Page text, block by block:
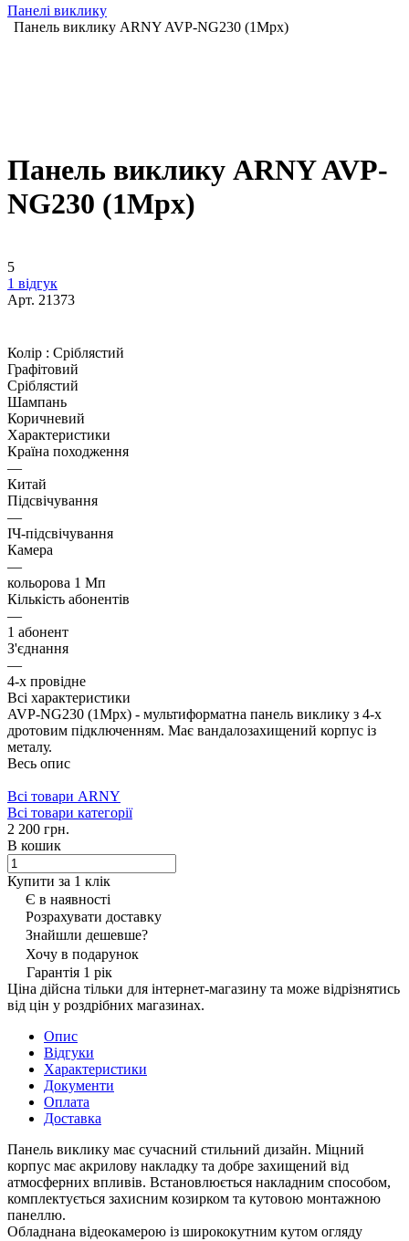
Панелі виклику
Панель виклику ARNY AVP-NG230 (1Mpx)
Панель виклику ARNY AVP-
NG230 (1Mpx)
5
1 відгук
Арт. 21373
Колір : Сріблястий
Графітовий
Сріблястий
Шампань
Коричневий
Характеристики
Країна походження
—
Китай
Підсвічування
—
ІЧ-підсвічування
Камера
—
кольорова 1 Мп
Кількість абонентів
—
1 абонент
З'єднання
—
4-х провідне
Всі характеристики
AVP-NG230 (1Mpx) - мультиформатна панель виклику з 4-х
дротовим підключенням. Має вандалозахищений корпус із
металу.
Весь опис
Всі товари ARNY
Всі товари категорії
2 200 грн.
В кошик
Купити за 1 клiк
Є в наявності
Розрахувати доставку
Знайшли дешевше?
Хочу в подарунок
Гарантія 1 рік
Ціна дійсна тільки для інтернет-магазину та може відрізнятись
від цін у роздрібних магазинах.
Опис
Відгуки
Характеристики
Документи
Оплата
Доставка
Панель виклику має сучасний стильний дизайн. Міцний
корпус має акрилову накладку та добре захищений від
атмосферних впливів. Встановлюється накладним способом,
комплектується захисним козирком та кутовою монтажною
панеллю.
Обладнана відеокамерою із ширококутним кутом огляду